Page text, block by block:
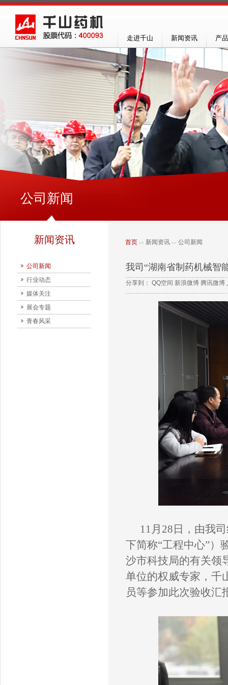
走进千山 新闻资讯 产
公司新闻
新闻资讯
公司新闻
行业动态
媒体关注
展会专题
青春风采
首页 >> 新闻资讯 >> 公司新闻
我司“湖南省制药机械智
分享到： QQ空间 新浪微博 腾讯微博
11月28日，由我
下简称“工程中心”）
沙市科技局的有关领
单位的权威专家，千
员等参加此次验收汇